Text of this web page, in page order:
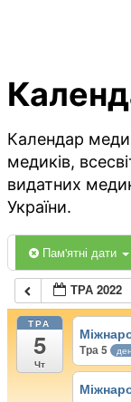
Календар
медиків,
видатних
України.
Пам'ятні дати
ТРА 2022
ТРА
5
Чт
Тра 5